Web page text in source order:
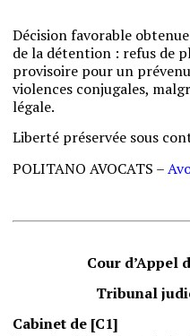
Décision favorable
de la détention : refus de
provisoire pour un
violences conjugales,
légale.
Liberté préservée sous
POLITANO AVOCATS –
Cour d’Appel
Tribunal
Cabinet de [C1]